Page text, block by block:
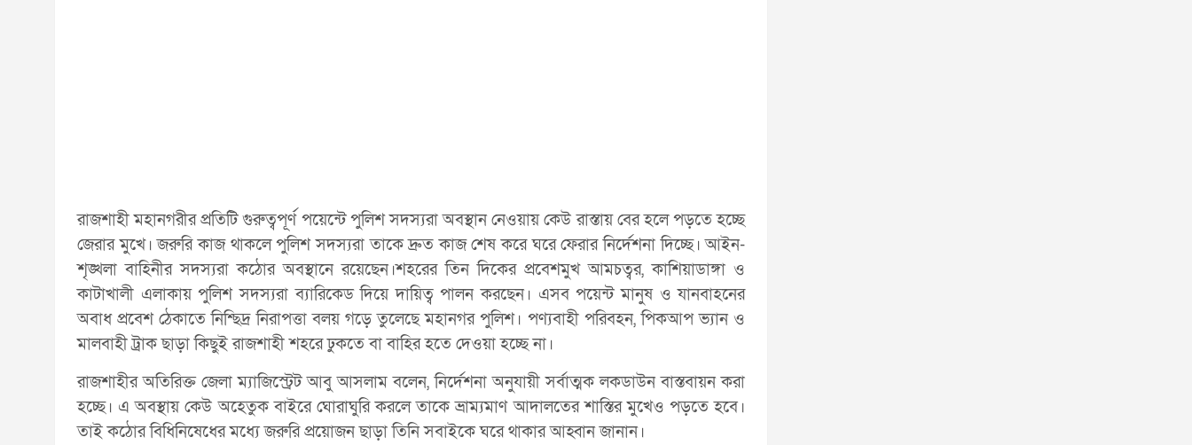
রাজশাহী মহানগরীর প্রতিটি গুরুত্বপূর্ণ পয়েন্টে পুলিশ সদস্যরা অবস্থান নেওয়ায় কেউ রাস্তায় বের হলে পড়তে হচ্ছে
জেরার মুখে। জরুরি কাজ থাকলে পুলিশ সদস্যরা তাকে দ্রুত কাজ শেষ করে ঘরে ফেরার নির্দেশনা দিচ্ছে। আইন-
শৃঙ্খলা বাহিনীর সদস্যরা কঠোর অবস্থানে রয়েছেন।শহরের তিন দিকের প্রবেশমুখ আমচত্বর, কাশিয়াডাঙ্গা ও
কাটাখালী এলাকায় পুলিশ সদস্যরা ব্যারিকেড দিয়ে দায়িত্ব পালন করছেন। এসব পয়েন্ট মানুষ ও যানবাহনের
অবাধ প্রবেশ ঠেকাতে নিশ্ছিদ্র নিরাপত্তা বলয় গড়ে তুলেছে মহানগর পুলিশ। পণ্যবাহী পরিবহন, পিকআপ ভ্যান ও
মালবাহী ট্রাক ছাড়া কিছুই রাজশাহী শহরে ঢুকতে বা বাহির হতে দেওয়া হচ্ছে না।
রাজশাহীর অতিরিক্ত জেলা ম্যাজিস্ট্রেট আবু আসলাম বলেন, নির্দেশনা অনুযায়ী সর্বাত্মক লকডাউন বাস্তবায়ন করা
হচ্ছে। এ অবস্থায় কেউ অহেতুক বাইরে ঘোরাঘুরি করলে তাকে ভ্রাম্যমাণ আদালতের শাস্তির মুখেও পড়তে হবে।
তাই কঠোর বিধিনিষেধের মধ্যে জরুরি প্রয়োজন ছাড়া তিনি সবাইকে ঘরে থাকার আহ্বান জানান।